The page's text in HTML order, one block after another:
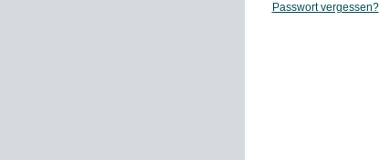
Passwort vergessen?